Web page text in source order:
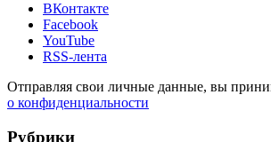
ВКонтакте
Facebook
YouTube
RSS-лента
Отправляя свои личные данные, вы
о конфиденциальности
Рубрики